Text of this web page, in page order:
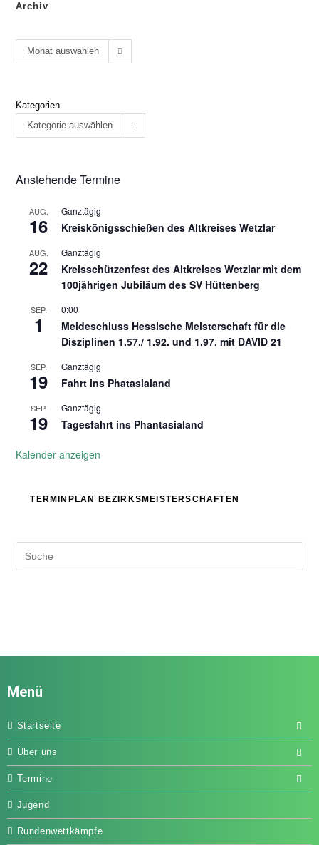
Archiv
Monat auswählen
Kategorien
Kategorie auswählen
Anstehende Termine
AUG.
16
Ganztägig
Kreiskönigsschießen des Altkreises Wetzlar
AUG.
22
Ganztägig
Kreisschützenfest des Altkreises Wetzlar mit dem
100jährigen Jubiläum des SV Hüttenberg
SEP.
1
0:00
Meldeschluss Hessische Meisterschaft für die
Disziplinen 1.57./ 1.92. und 1.97. mit DAVID 21
SEP.
19
Ganztägig
Fahrt ins Phatasialand
SEP.
19
Ganztägig
Tagesfahrt ins Phantasialand
Kalender anzeigen
TERMINPLAN BEZIRKSMEISTERSCHAFTEN
Menü
Startseite
Über uns
Termine
Jugend
Rundenwettkämpfe